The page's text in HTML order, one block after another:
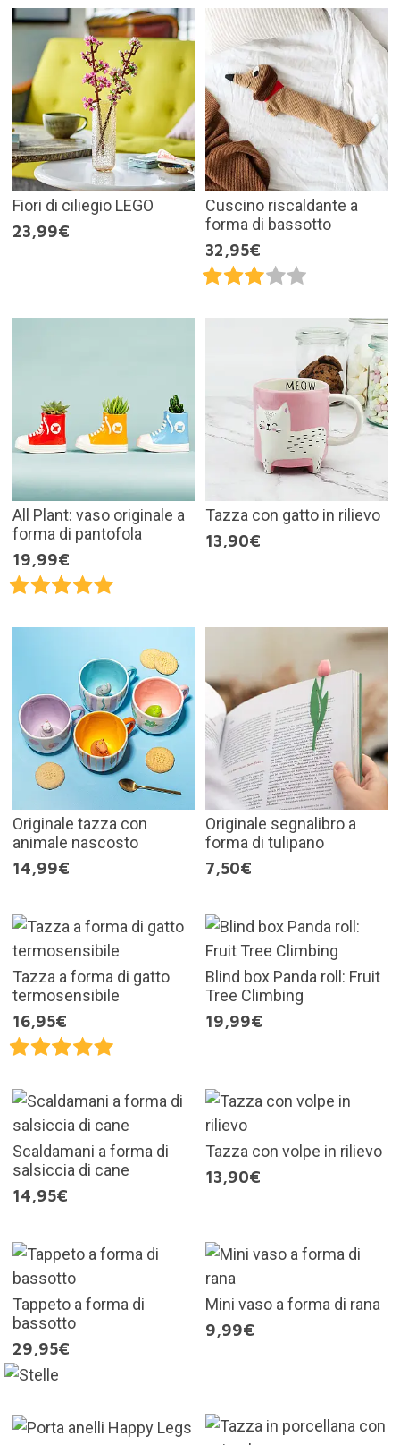
Fiori di ciliegio LEGO
23,99€
Cuscino riscaldante a
forma di bassotto
32,95€
All Plant: vaso originale a
forma di pantofola
19,99€
Tazza con gatto in rilievo
13,90€
Originale tazza con
animale nascosto
14,99€
Originale segnalibro a
forma di tulipano
7,50€
Tazza a forma di gatto
termosensibile
16,95€
Blind box Panda roll: Fruit
Tree Climbing
19,99€
Scaldamani a forma di
salsiccia di cane
14,95€
Tazza con volpe in rilievo
13,90€
Tappeto a forma di
bassotto
29,95€
Mini vaso a forma di rana
9,99€